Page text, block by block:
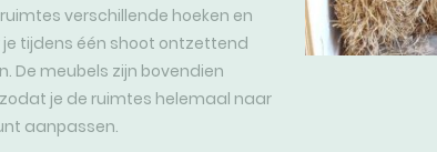
verschillende hoeken en
tijdens één shoot ontzettend
De meubels zijn bovendien
je de ruimtes helemaal naar
aanpassen.